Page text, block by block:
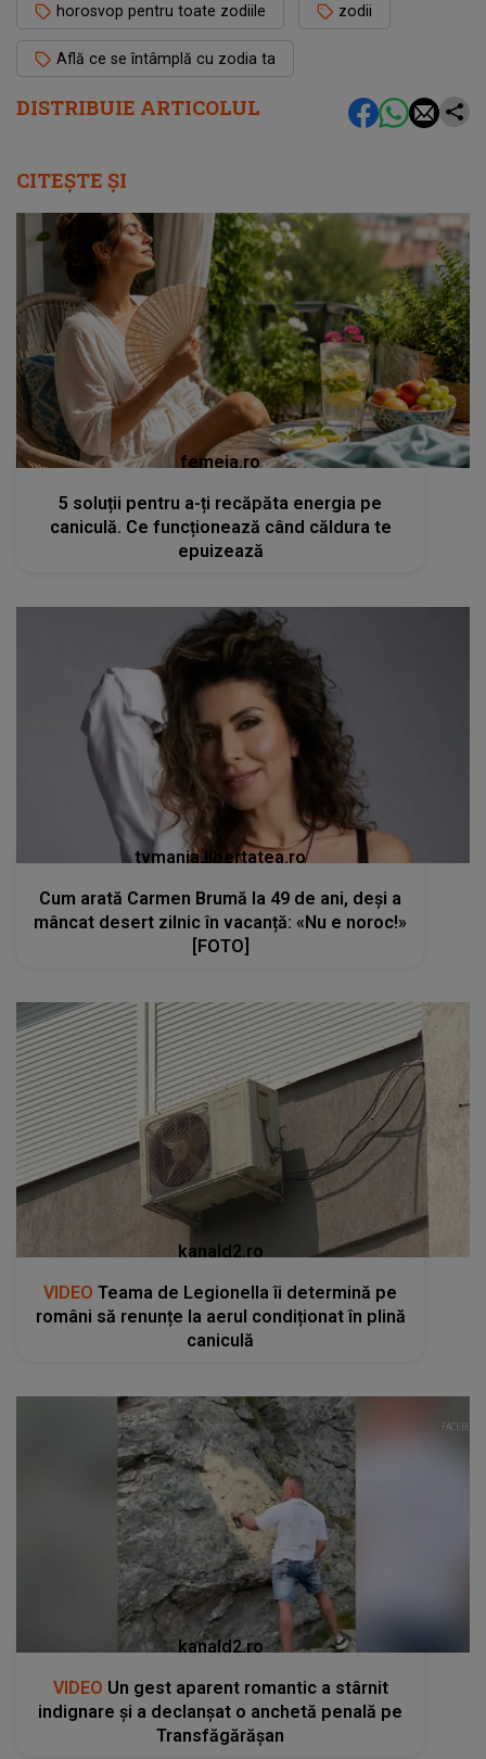
DISTRIBUIE ARTICOLUL
horosvop pentru toate zodiile zodii
Află ce se întâmplă cu zodia ta
CITEȘTE ȘI
femeia.ro
5 soluții pentru a-ți recăpăta energia pe
caniculă. Ce funcționează când căldura te
epuizează
tvmania.libertatea.ro
Cum arată Carmen Brumă la 49 de ani, deși a
mâncat desert zilnic în vacanță: «Nu e noroc!»
[FOTO]
kanald2.ro
VIDEO Teama de Legionella îi determină pe
români să renunțe la aerul condiționat în plină
caniculă
kanald2.ro
VIDEO Un gest aparent romantic a stârnit
indignare și a declanșat o anchetă penală pe
Transfăgărășan